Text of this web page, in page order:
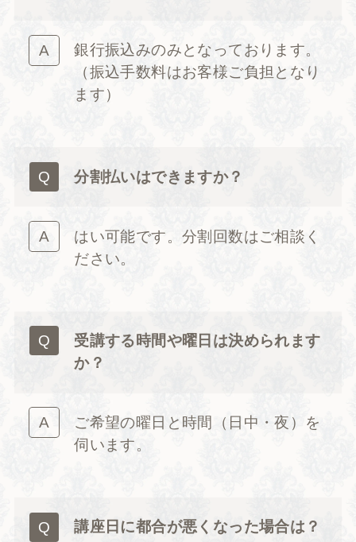
銀行振込みのみとなっております。
（振込手数料はお客様ご負担となり
ます）
分割払いはできますか？
はい可能です。分割回数はご相談く
ださい。
受講する時間や曜日は決められます
か？
ご希望の曜日と時間（日中・夜）を
伺います。
講座日に都合が悪くなった場合は？